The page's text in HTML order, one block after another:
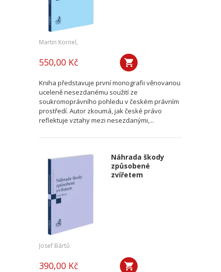
Martin Kornel,
550,00 Kč
Kniha představuje první monografii věnovanou
uceleně nesezdanému soužití ze
soukromoprávního pohledu v českém právním
prostředí. Autor zkoumá, jak české právo
reflektuje vztahy mezi nesezdanými,...
Náhrada škody
způsobené
zvířetem
Josef Bártů
390,00 Kč